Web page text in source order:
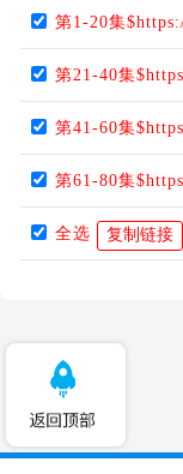
第1-20集
第21-40集
第41-60集
第61-80集
全选